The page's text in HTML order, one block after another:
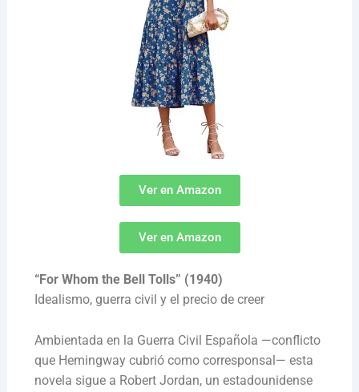
Ver en Amazon
Ver en Amazon
“For Whom the Bell Tolls” (1940)
Idealismo, guerra civil y el precio de creer
Ambientada en la Guerra Civil Española —conflicto
que Hemingway cubrió como corresponsal— esta
novela sigue a Robert Jordan, un estadounidense